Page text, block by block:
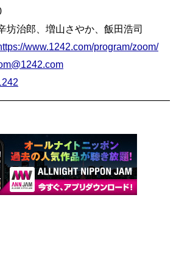
坊治郎、増山さやか、飯田浩司
www.1242.com/program/zoom/